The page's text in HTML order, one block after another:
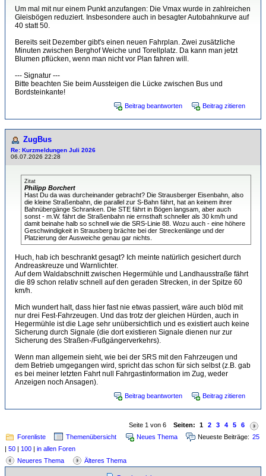
Um mal mit nur einem Punkt anzufangen: Die Vmax wurde in zahlreichen
Gleisbögen reduziert. Insbesondere auch in besagter Autobahnkurve auf
40 statt 50.
Bereits seit Dezember gibt's einen neuen Fahrplan. Zwei zusätzliche
Minuten zwischen Berghof Weiche und Torellplatz. Da kann man jetzt
Blumen pflücken, wenn man nicht vor Plan fahren will.
--- Signatur ---
Bitte beachten Sie beim Aussteigen die Lücke zwischen Bus und
Bordsteinkante!
Beitrag beantworten Beitrag zitieren
ZugBus
Re: Kurzmeldungen Juli 2026
06.07.2026 22:28
Zitat
Philipp Borchert
Hast Du da was durcheinander gebracht? Die Strausberger Eisenbahn, also
die kleine Straßenbahn, die parallel zur S-Bahn fährt, hat an keinem ihrer
Bahnübergänge Schranken. Die STE fährt in Bögen langsam, aber auch
sonst - m.W. fährt die Straßenbahn nie ernsthaft schneller als 30 km/h und
damit beinahe halb so schnell wie die SRS-Linie 88. Wozu auch - eine höhere
Geschwindigkeit in Strausberg brächte bei der Streckenlänge und der
Platzierung der Ausweiche genau gar nichts.
Huch, hab ich beschrankt gesagt? Ich meinte natürlich gesichert durch
Andreaskreuze und Warnlichter.
Auf dem Waldabschnitt zwischen Hegermühle und Landhausstraße fährt
die 89 schon relativ schnell auf den geraden Strecken, in der Spitze 60
km/h.
Mich wundert halt, dass hier fast nie etwas passiert, wäre auch blöd mit
nur drei Fest-Fahrzeugen. Und das trotz der gleichen Hürden, auch in
Hegermühle ist die Lage sehr unübersichtlich und es existiert auch keine
Sicherung durch Signale (die dort existieren Signale dienen nur zur
Sicherung des Straßen-/Fußgängerverkehrs).
Wenn man allgemein sieht, wie bei der SRS mit den Fahrzeugen und
dem Betrieb umgegangen wird, spricht das schon für sich selbst (z.B. gab
es bei meiner letzten Fahrt null Fahrgastinformation im Zug, weder
Anzeigen noch Ansagen).
Beitrag beantworten Beitrag zitieren
Seite 1 von 6 Seiten: 1 2 3 4 5
6
Forenliste
Themenübersicht Neues Thema Neueste Beiträge: 25
| 50 | 100 | in allen Foren
Neueres Thema
Älteres Thema